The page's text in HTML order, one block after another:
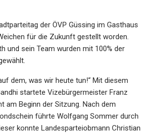
der ÖVP Güssing im Gasthaus
für die Zukunft gestellt worden.
und sein Team wurden mit 100% der
dem, was wir heute tun!“ Mit diesem
startete Vizebürgermeister Franz
am Beginn der Sitzung. Nach dem
führte Wolfgang Sommer durch
konnte Landesparteiobmann Christian